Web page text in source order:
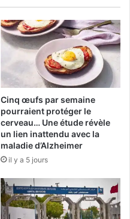
Cinq œufs par semaine
pourraient protéger le
cerveau… Une étude révèle
un lien inattendu avec la
maladie d’Alzheimer
il y a 5 jours